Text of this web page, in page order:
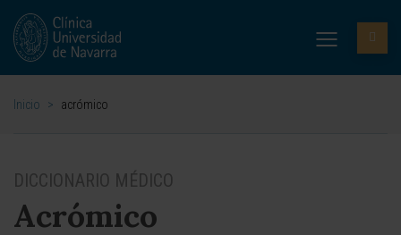
Inicio > acrómico
DICCIONARIO MÉDICO
Acrómico